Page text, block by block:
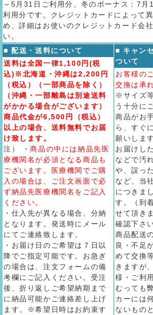
～5月31日ご利用分、冬のボーナス：7
利用分です。クレジットカードによって
め、詳細はお使いのクレジットカード会
い。
■ 配送・送料について
送料は全国一律1,100円(税
込)※北海道・沖縄は2,200円
（税込）（一部商品を除く）
（沖縄・一部離島は別途送料
がかかる場合がございます）
商品代金が6,500円（税込）
以上の場合、送料無料でお届
け致します。
注） ・商品の中には納品先医
療機関名が必須となる商品も
ございます。医療機関でご購
入の場合は、ご注文画面で必
ず納品先医療機関名をご記入
ください。
・仕入先が異なる場合、分納
となります。発送時にメール
にてご連絡致します。
・お届け日のご希望は７日以
降でご指定可能です。お急ぎ
の場合は、注文フォームの備
考欄にご記入ください。受注
後、折り返しご希望納期まで
に納品可能かご連絡差し上げ
ます。※希望日時はお約束す
■ キャン
ついて
お客様の
交換は承
※サイズ
う十分に
商品がお
ら、すぐ
願いしま
お届けし
などで汚
や、誤っ
など、当
につきま
す。（到
せて頂き
確認下さ
商品配送
良・不足
めて交換
きますが
様・ご利
むっても
カーには
ないもの